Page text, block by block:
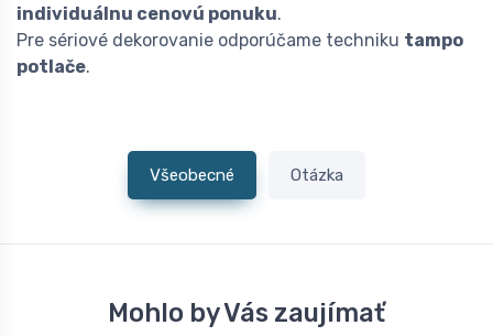
individuálnu cenovú ponuku.
Pre sériové dekorovanie odporúčame techniku tampo
potlače.
Všeobecné Otázka
Mohlo by Vás zaujímať